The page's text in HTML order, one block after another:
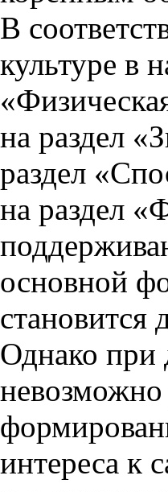
В
культуре в
на раздел
раздел
на раздел
основной
становится
Однако при
невозможно
интереса к